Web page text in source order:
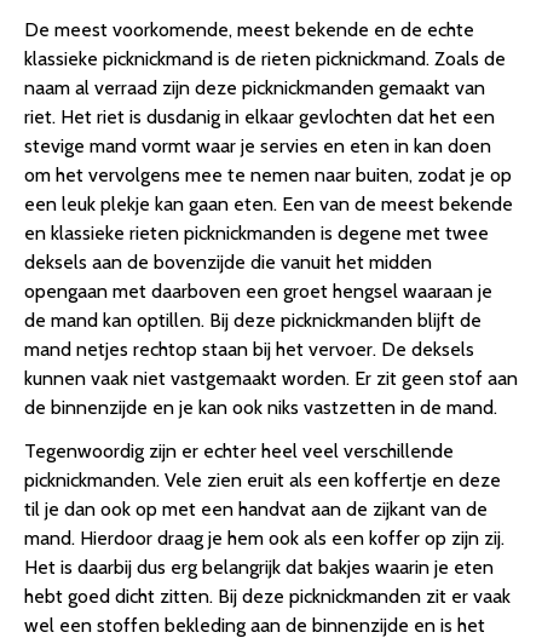
De meest voorkomende, meest bekende en de echte
klassieke picknickmand is de rieten picknickmand. Zoals de
naam al verraad zijn deze picknickmanden gemaakt van
riet. Het riet is dusdanig in elkaar gevlochten dat het een
stevige mand vormt waar je servies en eten in kan doen
om het vervolgens mee te nemen naar buiten, zodat je op
een leuk plekje kan gaan eten. Een van de meest bekende
en klassieke rieten picknickmanden is degene met twee
deksels aan de bovenzijde die vanuit het midden
opengaan met daarboven een groet hengsel waaraan je
de mand kan optillen. Bij deze picknickmanden blijft de
mand netjes rechtop staan bij het vervoer. De deksels
kunnen vaak niet vastgemaakt worden. Er zit geen stof aan
de binnenzijde en je kan ook niks vastzetten in de mand.
Tegenwoordig zijn er echter heel veel verschillende
picknickmanden. Vele zien eruit als een koffertje en deze
til je dan ook op met een handvat aan de zijkant van de
mand. Hierdoor draag je hem ook als een koffer op zijn zij.
Het is daarbij dus erg belangrijk dat bakjes waarin je eten
hebt goed dicht zitten. Bij deze picknickmanden zit er vaak
wel een stoffen bekleding aan de binnenzijde en is het